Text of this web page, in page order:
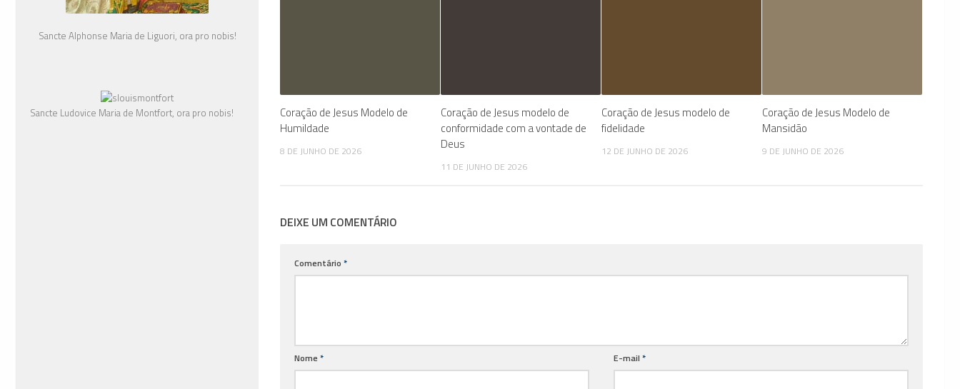
Coração de Jesus Modelo de
Humildade
8 DE JUNHO DE 2026
Coração de Jesus modelo de
conformidade com a vontade de
Deus
11 DE JUNHO DE 2026
Coração de Jesus modelo de
fidelidade
12 DE JUNHO DE 2026
Coração de Jesus Modelo de
Mansidão
9 DE JUNHO DE 2026
DEIXE UM COMENTÁRIO
Comentário *
Nome * E-mail*
Sancte Alphonse Maria de Liguori, ora pro nobis!
Sancte Ludovice Maria de Montfort, ora pro nobis!